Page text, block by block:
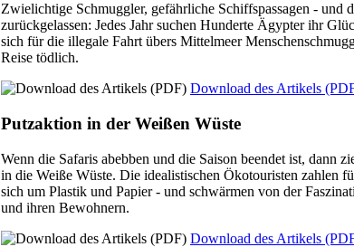
Zwielichtige Schmuggler, gefährliche Schiffspassagen - und
zurückgelassen: Jedes Jahr suchen Hunderte Ägypter ihr
sich für die illegale Fahrt übers Mittelmeer
Reise tödlich.
Download des Artikels
Putzaktion in der Weißen Wüste
Wenn die Safaris abebben und die Saison beendet ist, dann
in die Weiße Wüste. Die idealistischen Ökotouristen zahlen
sich um Plastik und Papier - und schwärmen von der
und ihren Bewohnern.
Download des Artikels